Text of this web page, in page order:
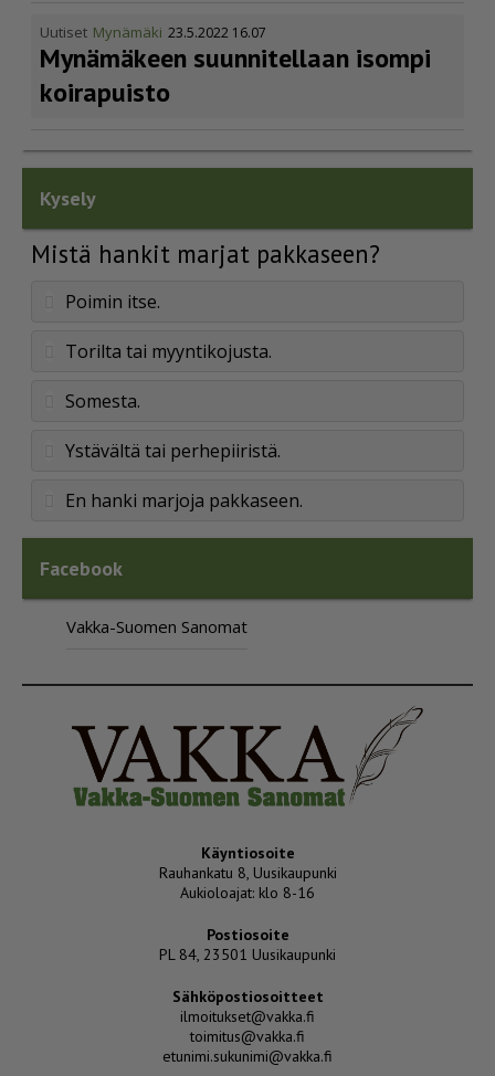
Uutiset Mynämäki 23.5.2022 16.07
Mynämäkeen suunnitellaan isompi
koirapuisto
Kysely
Mistä hankit marjat pakkaseen?
Poimin itse.
Torilta tai myyntikojusta.
Somesta.
Ystävältä tai perhepiiristä.
En hanki marjoja pakkaseen.
Facebook
Vakka-Suomen Sanomat
Käyntiosoite
Rauhankatu 8, Uusikaupunki
Aukioloajat: klo 8-16
Postiosoite
PL 84, 23501 Uusikaupunki
Sähköpostiosoitteet
ilmoitukset@vakka.fi
toimitus@vakka.fi
etunimi.sukunimi@vakka.fi